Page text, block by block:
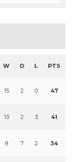
W D L PTS
15 2 0 47
13 2 3 41
9 7 2 34